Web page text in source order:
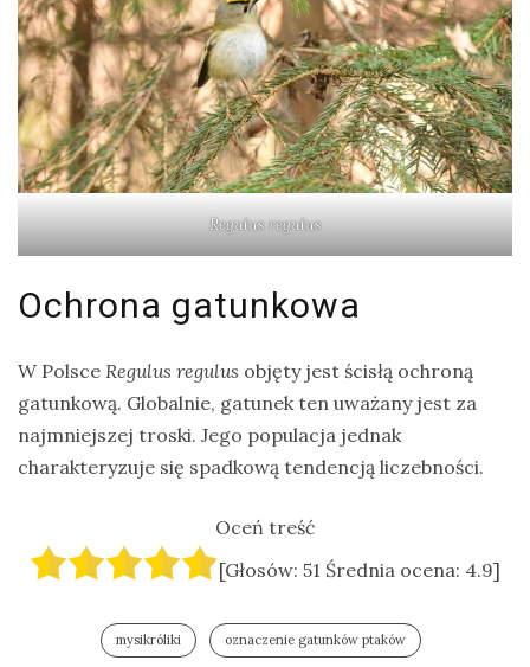
Regulus regulus
Ochrona gatunkowa
W Polsce Regulus regulus objęty jest ścisłą ochroną
gatunkową. Globalnie, gatunek ten uważany jest za
najmniejszej troski. Jego populacja jednak
charakteryzuje się spadkową tendencją liczebności.
Oceń treść
[Głosów: 51 Średnia ocena: 4.9]
mysikróliki oznaczenie gatunków ptaków